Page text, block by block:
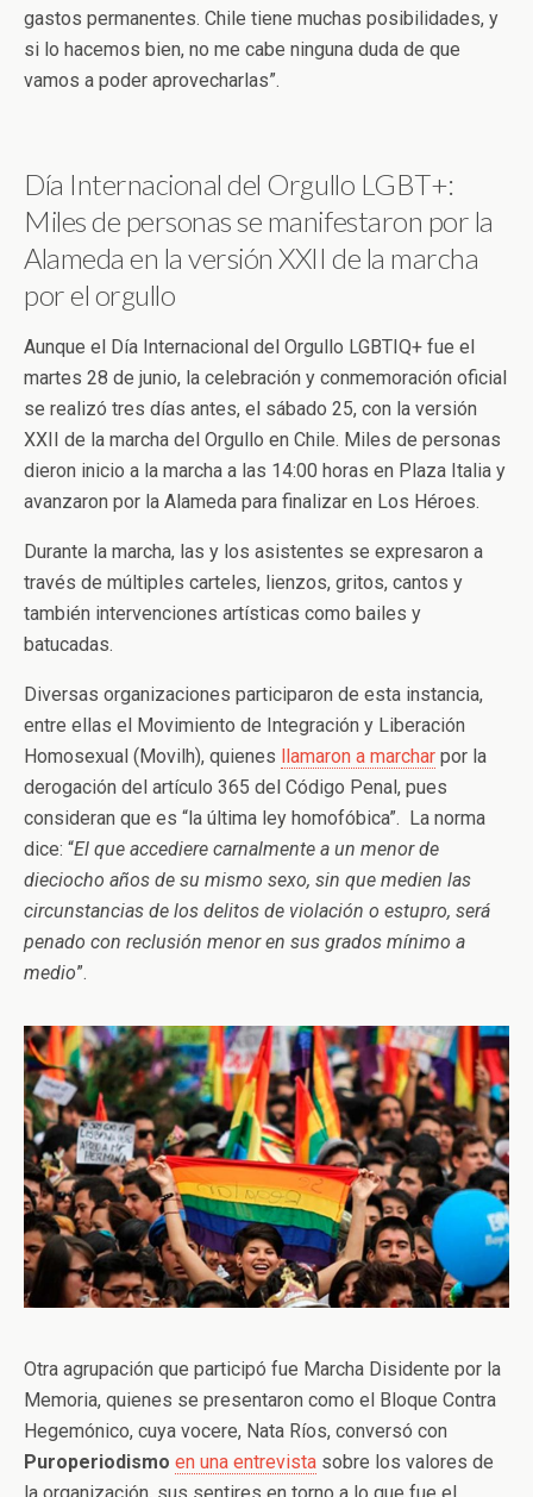
gastos permanentes. Chile tiene muchas posibilidades, y
si lo hacemos bien, no me cabe ninguna duda de que
vamos a poder aprovecharlas”.
Día Internacional del Orgullo LGBT+:
Miles de personas se manifestaron por la
Alameda en la versión XXII de la marcha
por el orgullo
Aunque el Día Internacional del Orgullo LGBTIQ+ fue el
martes 28 de junio, la celebración y conmemoración oficial
se realizó tres días antes, el sábado 25, con la versión
XXII de la marcha del Orgullo en Chile. Miles de personas
dieron inicio a la marcha a las 14:00 horas en Plaza Italia y
avanzaron por la Alameda para finalizar en Los Héroes.
Durante la marcha, las y los asistentes se expresaron a
través de múltiples carteles, lienzos, gritos, cantos y
también intervenciones artísticas como bailes y
batucadas.
Diversas organizaciones participaron de esta instancia,
entre ellas el Movimiento de Integración y Liberación
Homosexual (Movilh), quienes llamaron a marchar por la
derogación del artículo 365 del Código Penal, pues
consideran que es “la última ley homofóbica”. La norma
dice: “El que accediere carnalmente a un menor de
dieciocho años de su mismo sexo, sin que medien las
circunstancias de los delitos de violación o estupro, será
penado con reclusión menor en sus grados mínimo a
medio”.
Otra agrupación que participó fue Marcha Disidente por la
Memoria, quienes se presentaron como el Bloque Contra
Hegemónico, cuya vocere, Nata Ríos, conversó con
Puroperiodismo en una entrevista sobre los valores de